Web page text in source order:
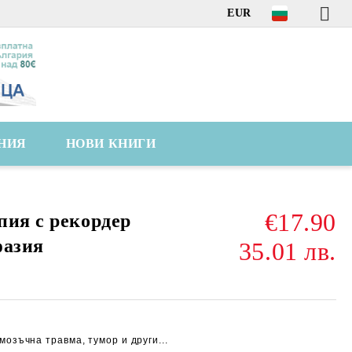
EUR
НОВИ КНИГИ
с рекордер
€17.90
35.01 лв.
травма, тумор и други...